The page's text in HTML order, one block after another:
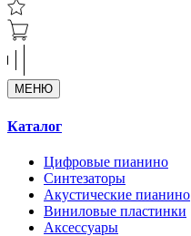
МЕНЮ
Каталог
Цифровые пианино
Синтезаторы
Акустические пианино
Виниловые пластинки
Аксессуары